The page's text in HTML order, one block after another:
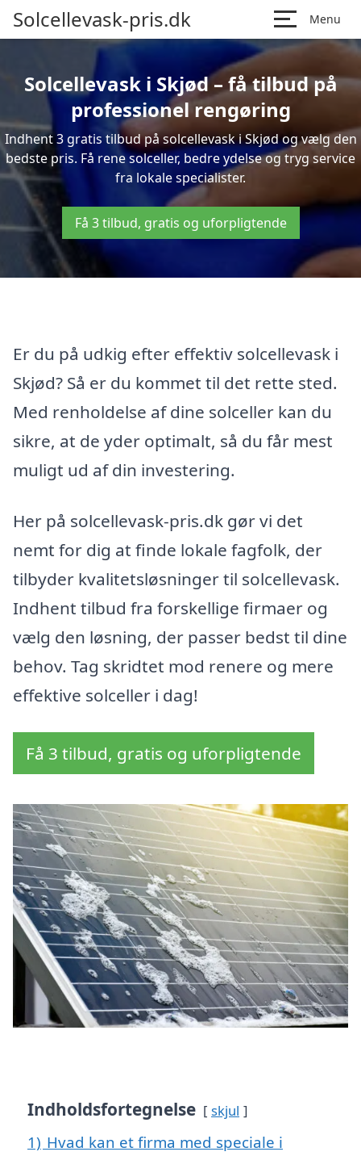
Solcellevask-pris.dk Menu
Solcellevask i Skjød – få tilbud på
professionel rengøring
Indhent 3 gratis tilbud på solcellevask i Skjød og vælg den
bedste pris. Få rene solceller, bedre ydelse og tryg service
fra lokale specialister.
Få 3 tilbud, gratis og uforpligtende
Er du på udkig efter effektiv solcellevask i
Skjød? Så er du kommet til det rette sted.
Med renholdelse af dine solceller kan du
sikre, at de yder optimalt, så du får mest
muligt ud af din investering.
Her på solcellevask-pris.dk gør vi det
nemt for dig at finde lokale fagfolk, der
tilbyder kvalitetsløsninger til solcellevask.
Indhent tilbud fra forskellige firmaer og
vælg den løsning, der passer bedst til dine
behov. Tag skridtet mod renere og mere
effektive solceller i dag!
Få 3 tilbud, gratis og uforpligtende
Indholdsfortegnelse skjul
1) Hvad kan et firma med speciale i